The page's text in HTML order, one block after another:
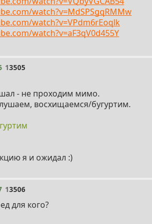
watch?v=MdSPSgqRMMw
watch?v=VPdm6rEoqlk
watch?v=aF3qV0d455Y
13505
- не проходим мимо.
восхищаемся/бугуртим.
я и ожидал :)
13506
для кого?